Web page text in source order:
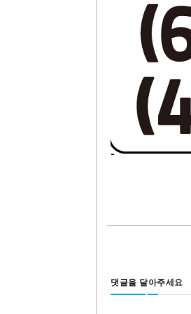
댓글을 달아주세요